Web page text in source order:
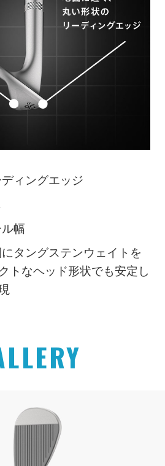
ィングエッジ
幅
タングステンウェイトを
トなヘッド形状でも安定し